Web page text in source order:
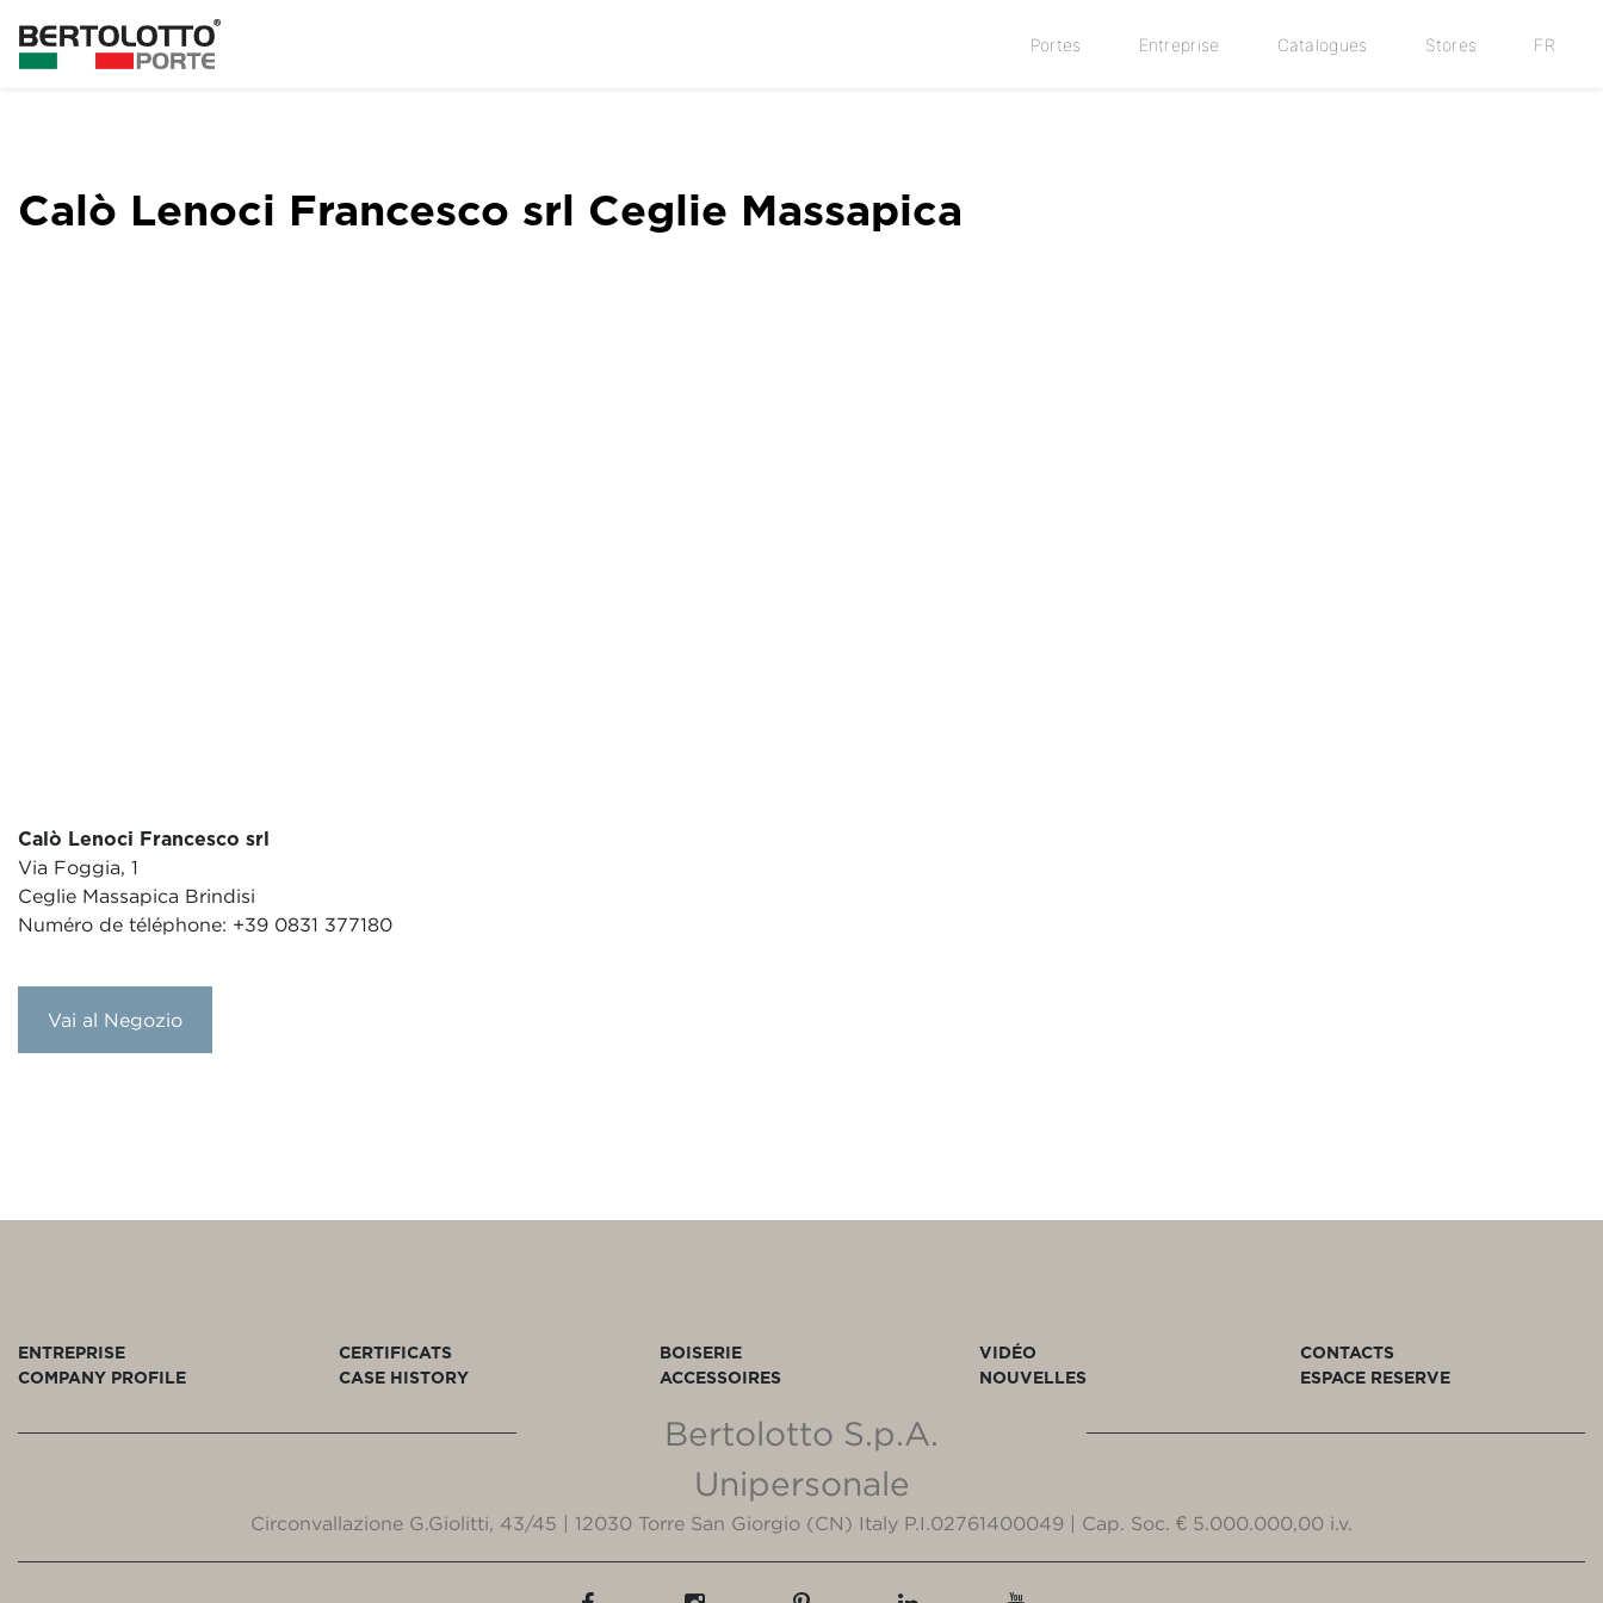
Portes Entreprise Catalogues Stores FR
Calò Lenoci Francesco srl Ceglie Massapica
Calò Lenoci Francesco srl
Via Foggia, 1
Ceglie Massapica Brindisi
Numéro de téléphone: +39 0831 377180
Vai al Negozio
ENTREPRISE
COMPANY PROFILE
CERTIFICATS
CASE HISTORY
BOISERIE
ACCESSOIRES
VIDÉO
NOUVELLES
CONTACTS
ESPACE RESERVE
Bertolotto S.p.A.
Unipersonale
Circonvallazione G.Giolitti, 43/45 | 12030 Torre San Giorgio (CN) Italy P.I.02761400049 | Cap. Soc. € 5.000.000,00 i.v.